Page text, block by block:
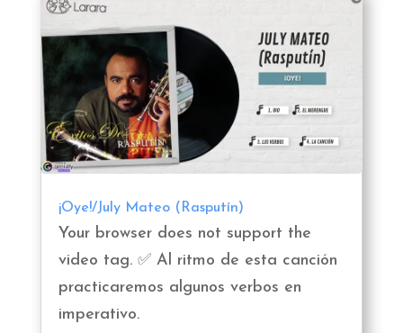
¡Oye!/July Mateo (Rasputín)
Your browser does not support the
video tag. ✅ Al ritmo de esta canción
practicaremos algunos verbos en
imperativo.